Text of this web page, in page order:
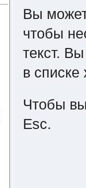
Вы
чтобы
текст.
в списке
Чтобы
Esc.